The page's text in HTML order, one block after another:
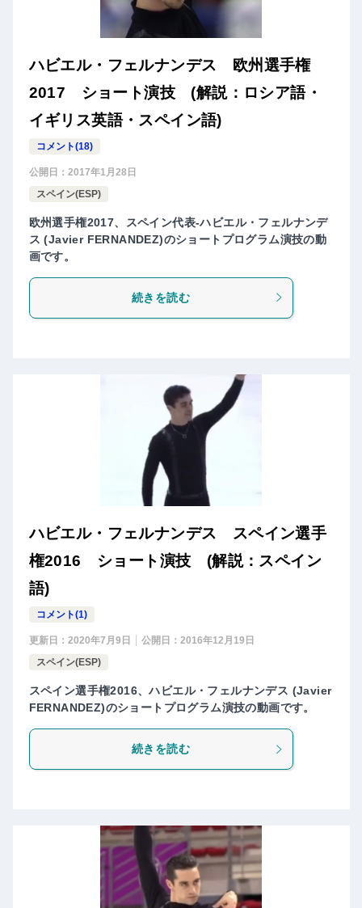
ハビエル・フェルナンデス 欧州選手権
2017 ショート演技 (解説：ロシア語・
イギリス英語・スペイン語)
コメント(18)
公開日： 2017年1月28日
スペイン(ESP)
欧州選手権2017、スペイン代表-ハビエル・フェルナンデ
ス (Javier FERNANDEZ)のショートプログラム演技の動
画です。
続きを読む
ハビエル・フェルナンデス スペイン選手
権2016 ショート演技 (解説：スペイン
語)
コメント(1)
更新日： 2020年7月9日 公開日： 2016年12月19日
スペイン(ESP)
スペイン選手権2016、ハビエル・フェルナンデス (Javier
FERNANDEZ)のショートプログラム演技の動画です。
続きを読む